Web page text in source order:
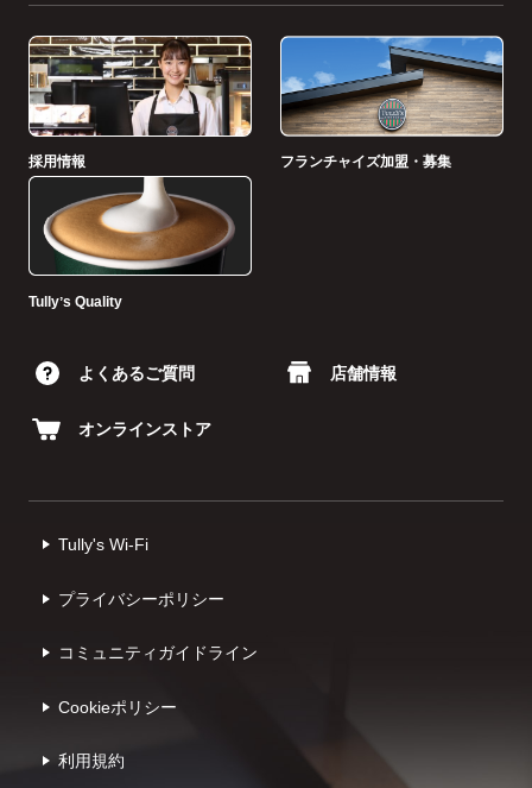
採用情報 フランチャイズ加盟・募集
Tullyʼs Quality
よくあるご質問 店舗情報
オンラインストア
Tully's Wi-Fi
プライバシーポリシー
コミュニティガイドライン
Cookieポリシー
利⽤規約